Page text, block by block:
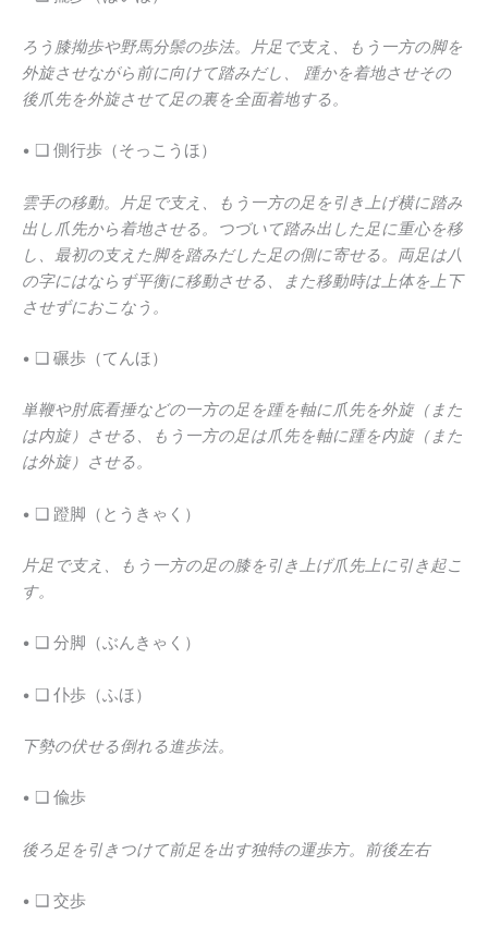
ろう膝拗歩や野馬分鬃の歩法。片足で支え、もう一方の脚を
外旋させながら前に向けて踏みだし、 踵かを着地させその
後爪先を外旋させて足の裏を全面着地する。
• ❑ 側行歩（そっこうほ）
雲手の移動。片足で支え、もう一方の足を引き上げ横に踏み
出し爪先から着地させる。つづいて踏み出した足に重心を移
し、最初の支えた脚を踏みだした足の側に寄せる。両足は八
の字にはならず平衡に移動させる、また移動時は上体を上下
させずにおこなう。
• ❑ 碾歩（てんほ）
単鞭や肘底看捶などの一方の足を踵を軸に爪先を外旋（また
は内旋）させる、もう一方の足は爪先を軸に踵を内旋（また
は外旋）させる。
• ❑ 蹬脚（とうきゃく）
片足で支え、もう一方の足の膝を引き上げ爪先上に引き起こ
す。
• ❑ 分脚（ぶんきゃく）
• ❑ 仆歩（ふほ）
下勢の伏せる倒れる進歩法。
• ❑ 偸歩
後ろ足を引きつけて前足を出す独特の運歩方。前後左右
• ❑ 交歩